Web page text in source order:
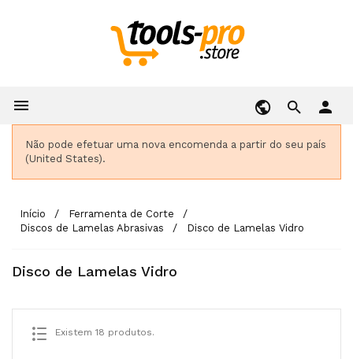
 person
Não pode efetuar uma nova encomenda a partir do seu país
(United States).
Início
Ferramenta de Corte
Discos de Lamelas Abrasivas
Disco de Lamelas Vidro
Disco de Lamelas Vidro
Existem 18 produtos.